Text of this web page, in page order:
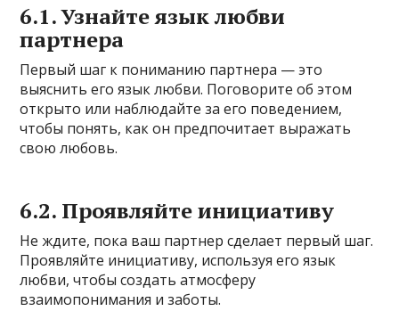
6.1. Узнайте язык любви
партнера
Первый шаг к пониманию партнера — это
выяснить его язык любви. Поговорите об этом
открыто или наблюдайте за его поведением,
чтобы понять, как он предпочитает выражать
свою любовь.
6.2. Проявляйте инициативу
Не ждите, пока ваш партнер сделает первый шаг.
Проявляйте инициативу, используя его язык
любви, чтобы создать атмосферу
взаимопонимания и заботы.